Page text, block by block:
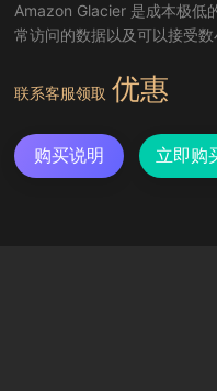
Amazon Glacier 是成本极低
常访问的数据以及可以接受
联系客服领取 优惠
购买说明 立即购